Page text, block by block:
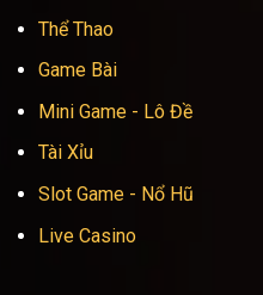
Thể Thao
Game Bài
Mini Game - Lô Đề
Tài Xỉu
Slot Game - Nổ Hũ
Live Casino